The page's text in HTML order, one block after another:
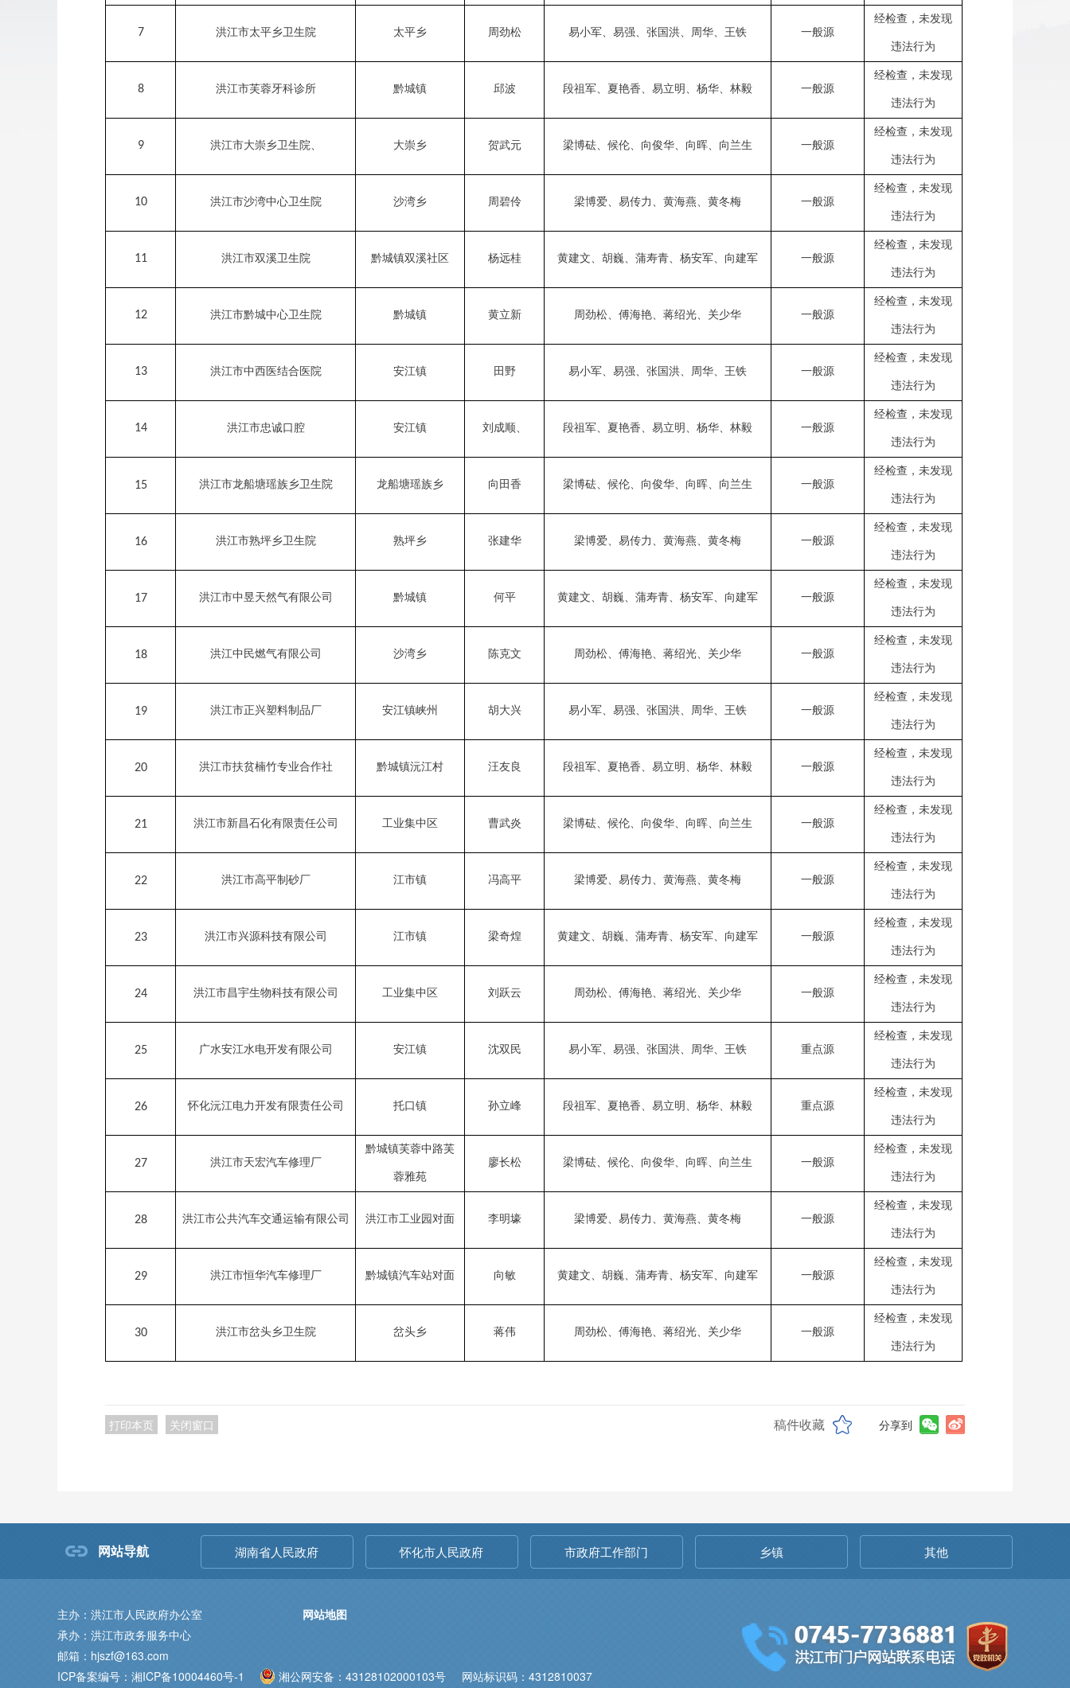
7 洪江市太平乡卫生院 太平乡 周劲松 易小军、易强、 张国 洪、周华、王铁 一般源
经检查，未发现
违法行为
8 洪江市芙蓉牙科诊所 黔城镇 邱波 段祖军、夏艳香、 易立明 、杨华、林毅 一般源
经检查，未发现
违法行为
9 洪江市大崇乡卫生院、 大崇乡 贺武元 梁博砝、 候伦、向俊华、 向晖、向兰生 一般源
经检查，未发现
违法行为
10 洪江市沙湾中心卫生院 沙湾乡 周碧伶 梁博爱、 易传力 、 黄海燕、黄冬梅 一般源
经检查，未发现
违法行为
11 洪江市双溪卫生院 黔城镇双溪社区 杨远桂 黄建文、 胡巍、蒲寿青、杨安军、向建军 一般源
经检查，未发现
违法行为
12 洪江市黔城中心卫生院 黔城镇 黄立新 周劲松、 傅海艳、 蒋绍光、 关少华 一般源
经检查，未发现
违法行为
13 洪江市中西医结合医院 安江镇 田野 易小军、易强、 张国 洪、周华、王铁 一般源
经检查，未发现
违法行为
14 洪江市忠诚口腔 安江镇 刘成顺、 段祖军、夏艳香、 易立明 、杨华、林毅 一般源
经检查，未发现
违法行为
15 洪江市龙船塘瑶族乡卫生院 龙船塘瑶族乡 向田香 梁博砝、 候伦、向俊华、 向晖、向兰生 一般源
经检查，未发现
违法行为
16 洪江市熟坪乡卫生院 熟坪乡 张建华 梁博爱、 易传力 、 黄海燕、黄冬梅 一般源
经检查，未发现
违法行为
17 洪江市中昱天然气有限公司 黔城镇 何平 黄建文、 胡巍、蒲寿青、杨安军、向建军 一般源
经检查，未发现
违法行为
18 洪江中民燃气有限公司 沙湾乡 陈克文 周劲松、 傅海艳、 蒋绍光、 关少华 一般源
经检查，未发现
违法行为
19 洪江市正兴塑料制品厂 安江镇峡州 胡大兴 易小军、易强、 张国 洪、周华、王铁 一般源
经检查，未发现
违法行为
20 洪江市扶贫楠竹专业合作社 黔城镇沅江村 汪友良 段祖军、夏艳香、 易立明 、杨华、林毅 一般源
经检查，未发现
违法行为
21 洪江市新昌石化有限责任公司 工业集中区 曹武炎 梁博砝、 候伦、向俊华、 向晖、向兰生 一般源
经检查，未发现
违法行为
22 洪江市高平制砂厂 江市镇 冯高平 梁博爱、 易传力 、 黄海燕、黄冬梅 一般源
经检查，未发现
违法行为
23 洪江市兴源科技有限公司 江市镇 梁奇煌 黄建文、 胡巍、蒲寿青、杨安军、向建军 一般源
经检查，未发现
违法行为
24 洪江市昌宇生物科技有限公司 工业集中区 刘跃云 周劲松、 傅海艳、 蒋绍光、 关少华 一般源
经检查，未发现
违法行为
25 广水安江水电开发有限公司 安江镇 沈双民 易小军、易强、 张国 洪、周华、王铁 重点源
经检查，未发现
违法行为
26 怀化沅江电力开发有限责任公司 托口镇 孙立峰 段祖军、夏艳香、 易立明 、杨华、林毅 重点源
经检查，未发现
违法行为
27 洪江市天宏汽车修理厂
黔城镇芙蓉中路芙
蓉雅苑
廖长松 梁博砝、 候伦、向俊华、 向晖、向兰生 一般源
经检查，未发现
违法行为
28 洪江市公共汽车交通运输有限公司 洪江市工业园对面 李明壕 梁博爱、 易传力 、 黄海燕、黄冬梅 一般源
经检查，未发现
违法行为
29 洪江市恒华汽车修理厂 黔城镇汽车站对面 向敏 黄建文、 胡巍、蒲寿青、杨安军、向建军 一般源
经检查，未发现
违法行为
30 洪江市岔头乡卫生院 岔头乡 蒋伟 周劲松、 傅海艳、 蒋绍光、 关少华 一般源
经检查，未发现
违法行为
打印本页 关闭窗口 稿件收藏 分享到
网站导航 湖南省人民政府 怀化市人民政府 市政府工作部门 乡镇 其他
主办：洪江市人民政府办公室
承办：洪江市政务服务中心
邮箱：hjszf@163.com
ICP备案编号：湘ICP备10004460号-1
湘公网安备：43128102000103号 网站标识码：4312810037
网站地图